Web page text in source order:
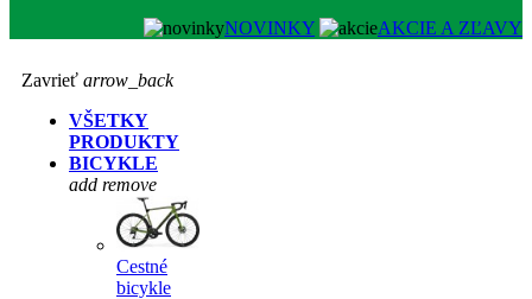
NOVINKY
AKCIE A ZĽAVY
Zavrieť arrow_back
VŠETKY
PRODUKTY
BICYKLE
add remove
Cestné
bicykle